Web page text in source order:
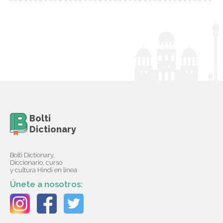
Bolti
Dictionary
Bolti Dictionary,
Diccionario, curso
y cultura Hindi en línea
Únete a nosotros: